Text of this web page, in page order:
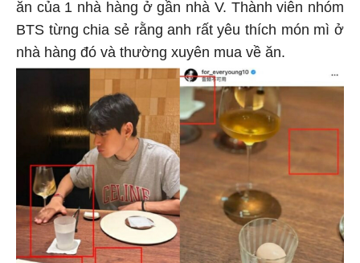
ăn của 1 nhà hàng ở gần nhà V. Thành viên nhóm
BTS từng chia sẻ rằng anh rất yêu thích món mì ở
nhà hàng đó và thường xuyên mua về ăn.